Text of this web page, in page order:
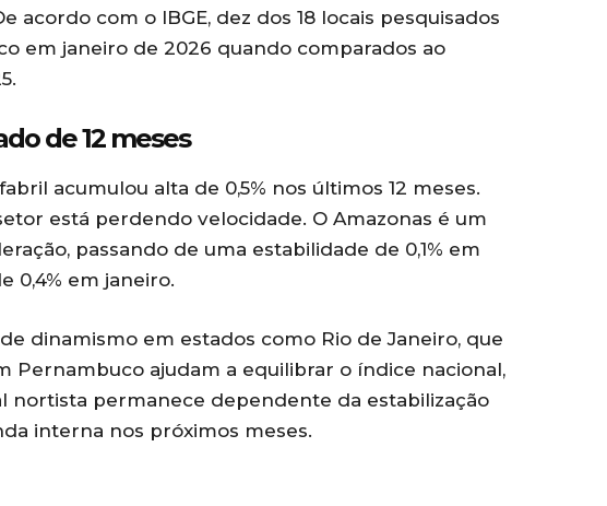
acordo com o IBGE, dez dos 18 locais pesquisados
em janeiro de 2026 quando comparados ao
de 12 meses
acumulou alta de 0,5% nos últimos 12 meses.
está perdendo velocidade. O Amazonas é um
passando de uma estabilidade de 0,1% em
0,4% em janeiro.
dinamismo em estados como Rio de Janeiro, que
Pernambuco ajudam a equilibrar o índice nacional,
nortista permanece dependente da estabilização
interna nos próximos meses.